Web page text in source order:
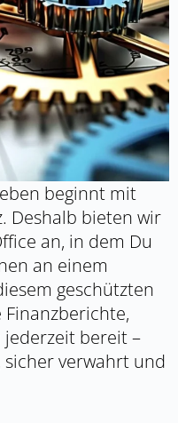
beginnt mit
Deshalb bieten wir
an, in dem Du
an einem
geschützten
bereit –
verwahrt und